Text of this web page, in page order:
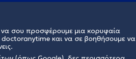
Οφθαλμίατροι
Καρδιολόγοι
να σου προσφέρουμε μια κορυφαία
και να σε βοηθήσουμε να